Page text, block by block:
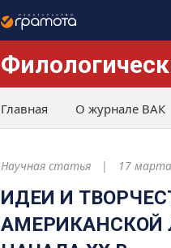
Главная О журнале ВАК
Научная статья 17
ИДЕИ И
АМЕРИКАНСКОЙ